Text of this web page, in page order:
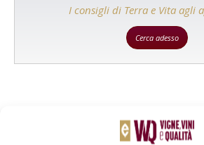
I consigli di Terra e Vita agli
Cerca adesso